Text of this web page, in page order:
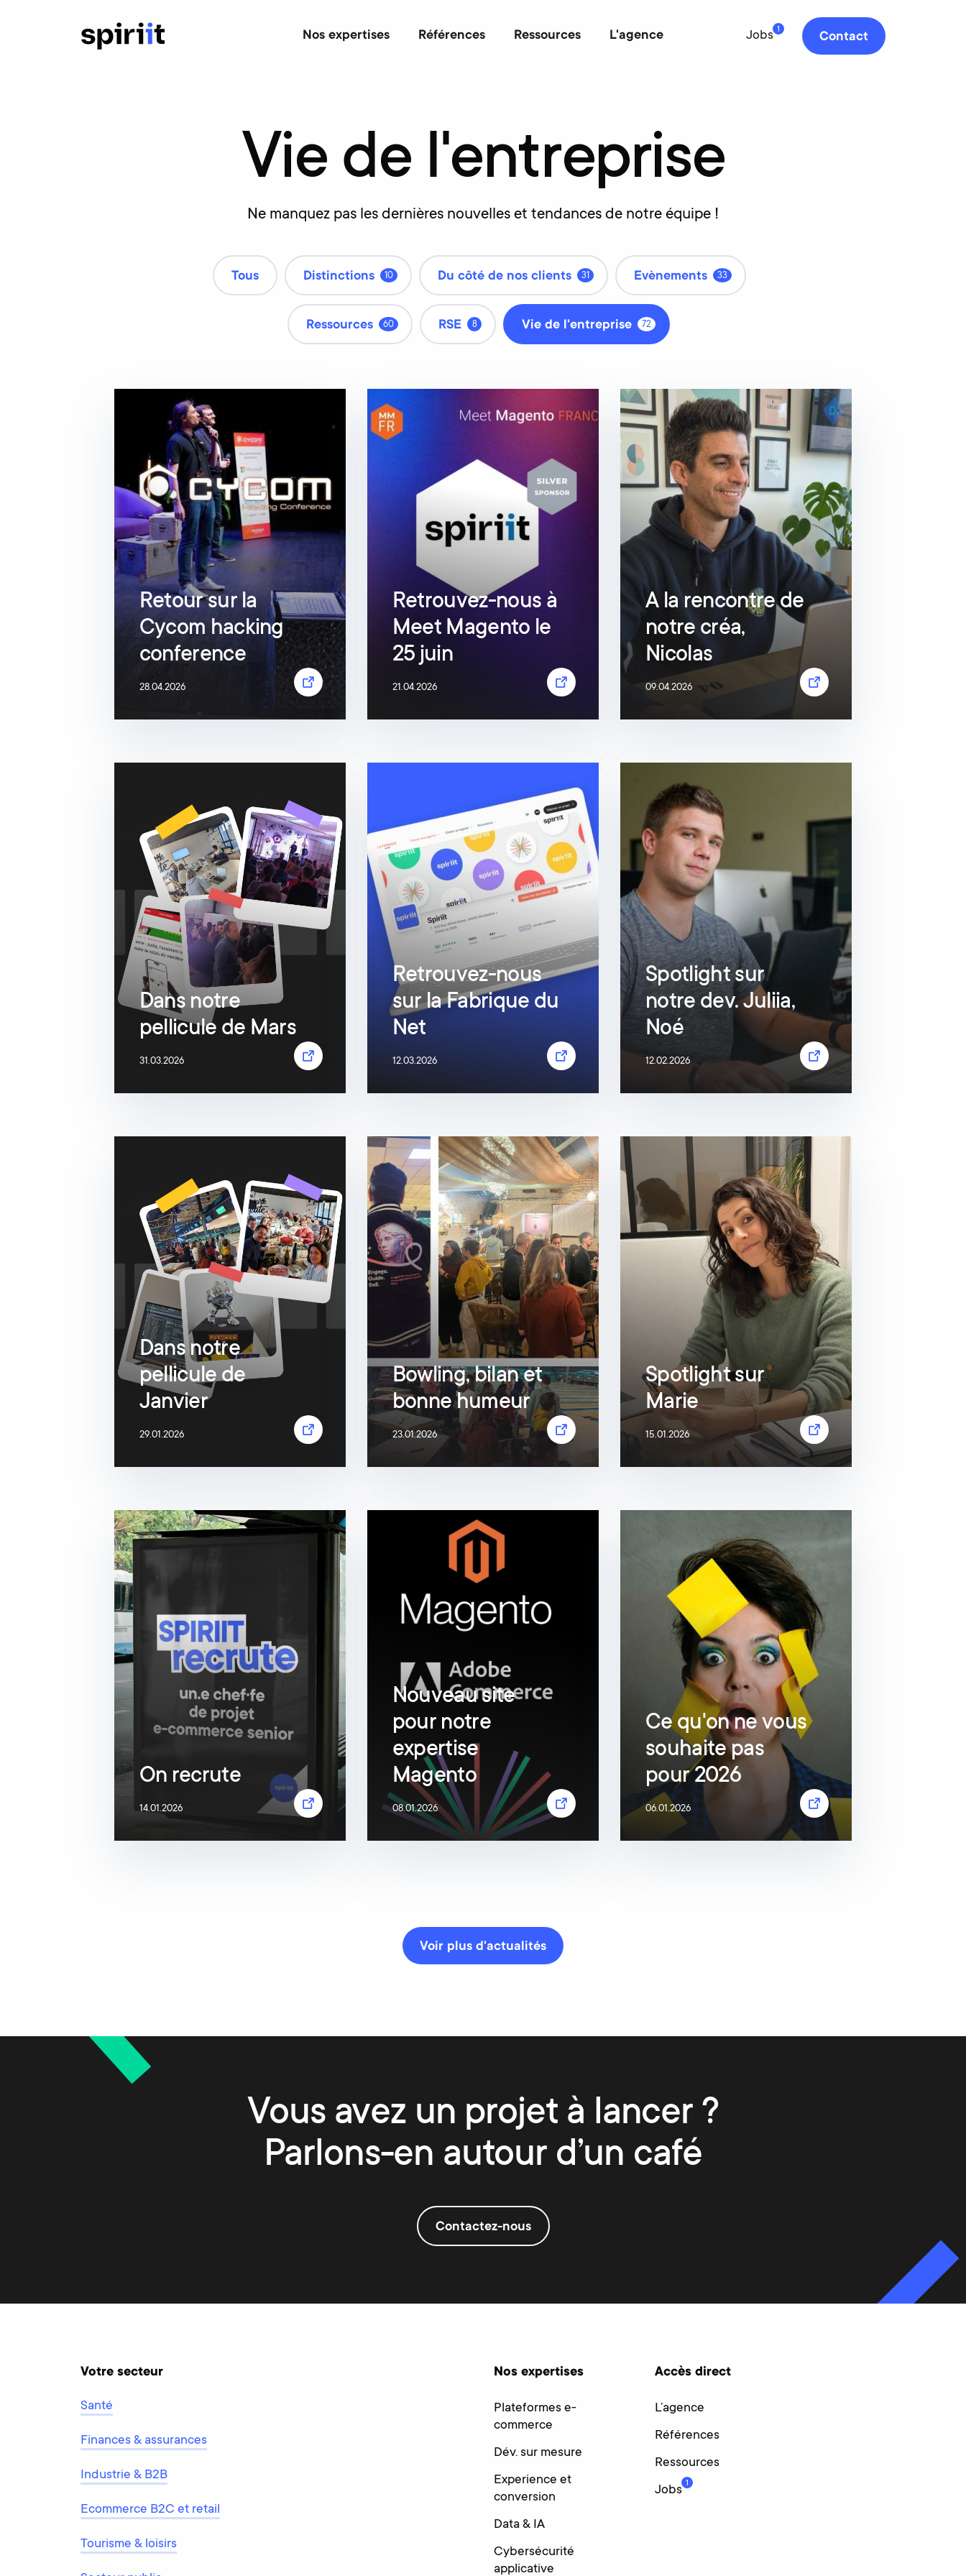
Nos expertises Références Ressources L'agence Jobs 1
Contact
Vie de l'entreprise
Ne manquez pas les dernières nouvelles et tendances de notre équipe !
Tous Distinctions 10 Du côté de nos clients 31 Evènements 33
Ressources 60 RSE 8 Vie de l'entreprise 72
Retour sur la
Cycom hacking
conference
28.04.2026
Retrouvez-nous à
Meet Magento le
25 juin
21.04.2026
A la rencontre de
notre créa,
Nicolas
09.04.2026
Dans notre
pellicule de Mars
31.03.2026
Retrouvez-nous
sur la Fabrique du
Net
12.03.2026
Spotlight sur
notre dev. Juliia,
Noé
12.02.2026
Dans notre
pellicule de
Janvier
29.01.2026
Bowling, bilan et
bonne humeur
23.01.2026
Spotlight sur
Marie
15.01.2026
On recrute
14.01.2026
Nouveau site
pour notre
expertise
Magento
08.01.2026
Ce qu'on ne vous
souhaite pas
pour 2026
06.01.2026
Voir plus d'actualités
Vous avez un projet à lancer ?
Parlons-en autour d’un café
Contactez-nous
Votre secteur
Santé
Finances & assurances
Industrie & B2B
Ecommerce B2C et retail
Tourisme & loisirs
Nos expertises
Plateformes e-
commerce
Dév. sur mesure
Experience et
conversion
Data & IA
Cybersécurité
applicative
Accès direct
L’agence
Références
Ressources
Jobs 1